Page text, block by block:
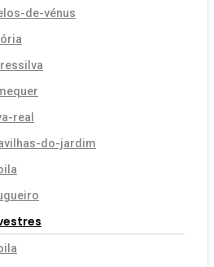
de-vénus
real
do-jardim